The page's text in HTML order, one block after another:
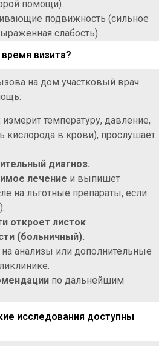
помощи).
подвижность (сильное
слабость).
визита?
на дом участковый врач
измерит температуру, давление,
кислорода в крови), прослушает
диагноз.
лечение и выпишет
на льготные препараты, если
откроет листок
(больничный).
на анализы или дополнительные
по дальнейшим
исследования доступны